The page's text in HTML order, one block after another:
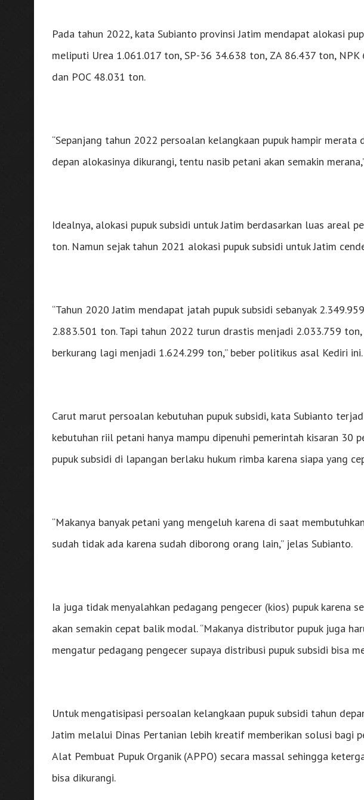
Pada tahun 2022, kata Subianto provinsi Jatim mendapat alokasi
meliputi Urea 1.061.017 ton, SP-36 34.638 ton, ZA 86.437 ton,
dan POC 48.031 ton.
“Sepanjang tahun 2022 persoalan kelangkaan pupuk hampir merata
depan alokasinya dikurangi, tentu nasib petani akan semakin
Idealnya, alokasi pupuk subsidi untuk Jatim berdasarkan luas areal
ton. Namun sejak tahun 2021 alokasi pupuk subsidi untuk Jatim
“Tahun 2020 Jatim mendapat jatah pupuk subsidi sebanyak
2.883.501 ton. Tapi tahun 2022 turun drastis menjadi 2.033.759
berkurang lagi menjadi 1.624.299 ton,” beber politikus asal Kediri ini.
Carut marut persoalan kebutuhan pupuk subsidi, kata Subianto
kebutuhan riil petani hanya mampu dipenuhi pemerintah kisaran 30
pupuk subsidi di lapangan berlaku hukum rimba karena siapa yang
“Makanya banyak petani yang mengeluh karena di saat
sudah tidak ada karena sudah diborong orang lain,” jelas Subianto.
Ia juga tidak menyalahkan pedagang pengecer (kios) pupuk karena
akan semakin cepat balik modal. “Makanya distributor pupuk juga
mengatur pedagang pengecer supaya distribusi pupuk subsidi bisa
Untuk mengatisipasi persoalan kelangkaan pupuk subsidi tahun
Jatim melalui Dinas Pertanian lebih kreatif memberikan solusi bagi
Alat Pembuat Pupuk Organik (APPO) secara massal sehingga
bisa dikurangi.